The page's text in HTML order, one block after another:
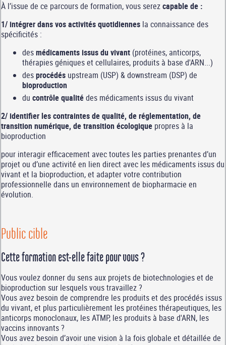
À l’issue de ce parcours de formation, vous serezcapable de :
1/ intégrer dans vos activités quotidiennes la connaissance des
spécificités :
desmédicaments issus du vivant (protéines, anticorps,
thérapies géniques et cellulaires, produits à base d'ARN...)
desprocédés upstream (USP) & downstream (DSP) de
bioproduction
du contrôle qualitédes médicaments issus du vivant
2/ identifier les contraintes de qualité, de réglementation, de
transition numérique, de transition écologique propres à la
bioproduction
pour interagir efficacement avec toutes les parties prenantes d’un
projet ou d’une activité en lien direct avec les médicaments issus du
vivant et la bioproduction, et adapter votre contribution
professionnelle dans un environnement de biopharmacie en
évolution.
Public cible
Cette formation est-elle faite pour vous ?
Vous voulez donner du sens aux projets de biotechnologies et de
bioproduction sur lesquels vous travaillez ?
Vous avez besoin de comprendre les produits et des procédés issus
du vivant, et plus particulièrement les protéines thérapeutiques, les
anticorps monoclonaux, les ATMP, les produits à base d'ARN, les
vaccins innovants ?
Vous avez besoin d’avoir une vision à la fois globale et détaillée de